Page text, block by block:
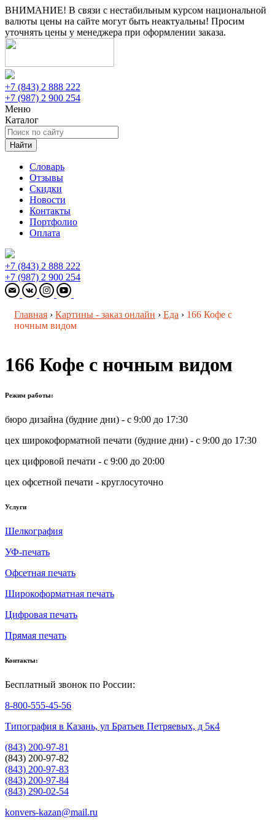
ВНИМАНИЕ! В связи с нестабильным курсом национальной
валюты цены на сайте могут быть неактуальны! Просим
уточнять цены у менеджера при оформлении заказа.
+7 (843) 2 888 222
+7 (987) 2 900 254
Меню
Каталог
Найти
Словарь
Отзывы
Скидки
Новости
Контакты
Портфолио
Оплата
+7 (843) 2 888 222
+7 (987) 2 900 254
Главная › Картины - заказ онлайн › Еда › 166 Кофе с
ночным видом
166 Кофе с ночным видом
Режим работы:
бюро дизайна (будние дни) - с 9:00 до 17:30
цех широкоформатной печати (будние дни) - с 9:00 до 17:30
цех цифровой печати - с 9:00 до 20:00
цех офсетной печати - круглосуточно
Услуги
Шелкография
УФ-печать
Офсетная печать
Широкоформатная печать
Цифровая печать
Прямая печать
Контакты:
Бесплатный звонок по России:
8-800-555-45-56
Типография в Казань, ул Братьев Петряевых, д 5к4
(843) 200-97-81
(843) 200-97-82
(843) 200-97-83
(843) 200-97-84
(843) 290-02-54
konvers-kazan@mail.ru